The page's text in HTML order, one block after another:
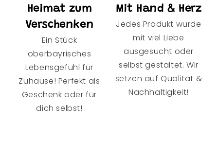
Heimat zum
Verschenken
Ein Stück
oberbayrisches
Lebensgefühl für
Zuhause! Perfekt als
Geschenk oder für
dich selbst!
Mit Hand & Herz
Jedes Produkt wurde
mit viel Liebe
ausgesucht oder
selbst gestaltet. Wir
setzen auf Qualität &
Nachhaltigkeit!